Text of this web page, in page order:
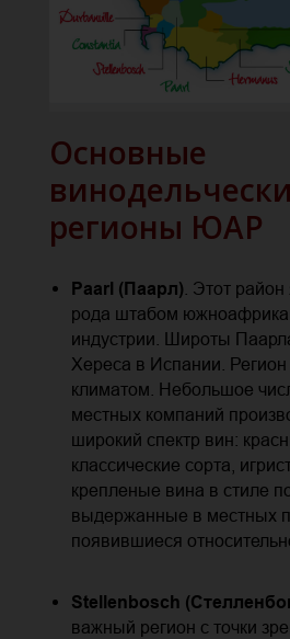
Основные
регионы ЮАР
Paarl (Паарл) . Этот
рода штабом
индустрии. Широты
Хереса в Испании.
климатом. Небольшое
местных компаний
широкий спектр вин:
классические сорта,
крепленые вина в стиле
выдержанные в местных
появившиеся
Stellenbosch
важный регион с точки